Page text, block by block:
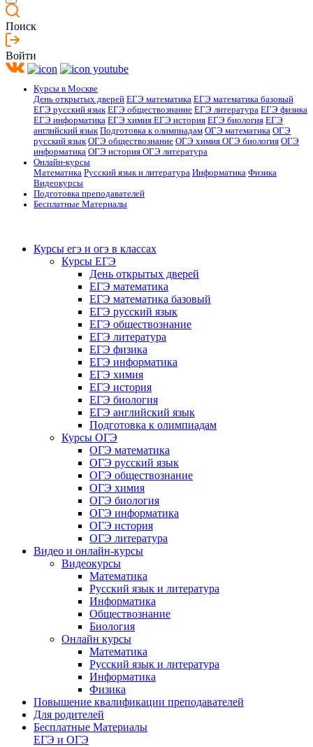
Поиск
Войти
Курсы в Москве
День открытых дверей ЕГЭ математика ЕГЭ математика базовый
ЕГЭ русский язык ЕГЭ обществознание ЕГЭ литература ЕГЭ физика
ЕГЭ информатика ЕГЭ химия ЕГЭ история ЕГЭ биология ЕГЭ
английский язык Подготовка к олимпиадам ОГЭ математика ОГЭ
русский язык ОГЭ обществознание ОГЭ химия ОГЭ биология ОГЭ
информатика ОГЭ история ОГЭ литература
Онлайн-курсы
Математика Русский язык и литература Информатика Физика
Видеокурсы
Подготовка преподавателей
Бесплатные Материалы
Курсы егэ и огэ в классах
Курсы ЕГЭ
День открытых дверей
ЕГЭ математика
ЕГЭ математика базовый
ЕГЭ русский язык
ЕГЭ обществознание
ЕГЭ литература
ЕГЭ физика
ЕГЭ информатика
ЕГЭ химия
ЕГЭ история
ЕГЭ биология
ЕГЭ английский язык
Подготовка к олимпиадам
Курсы ОГЭ
ОГЭ математика
ОГЭ русский язык
ОГЭ обществознание
ОГЭ химия
ОГЭ биология
ОГЭ информатика
ОГЭ история
ОГЭ литература
Видео и онлайн-курсы
Видеокурсы
Математика
Русский язык и литература
Информатика
Обществознание
Биология
Онлайн курсы
Математика
Русский язык и литература
Информатика
Физика
Повышение квалификации преподавателей
Для родителей
Бесплатные Материалы
ЕГЭ и ОГЭ